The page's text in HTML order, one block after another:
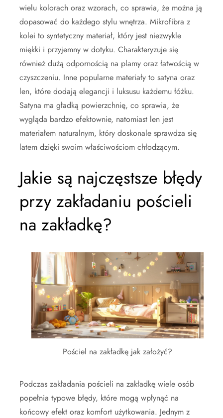
wielu kolorach oraz wzorach, co sprawia, że można ją
dopasować do każdego stylu wnętrza. Mikrofibra z
kolei to syntetyczny materiał, który jest niezwykle
miękki i przyjemny w dotyku. Charakteryzuje się
również dużą odpornością na plamy oraz łatwością w
czyszczeniu. Inne popularne materiały to satyna oraz
len, które dodają elegancji i luksusu każdemu łóżku.
Satyna ma gładką powierzchnię, co sprawia, że
wygląda bardzo efektownie, natomiast len jest
materiałem naturalnym, który doskonale sprawdza się
latem dzięki swoim właściwościom chłodzącym.
Jakie są najczęstsze błędy
przy zakładaniu pościeli
na zakładkę?
Pościel na zakładkę jak założyć?
Podczas zakładania pościeli na zakładkę wiele osób
popełnia typowe błędy, które mogą wpłynąć na
końcowy efekt oraz komfort użytkowania. Jednym z